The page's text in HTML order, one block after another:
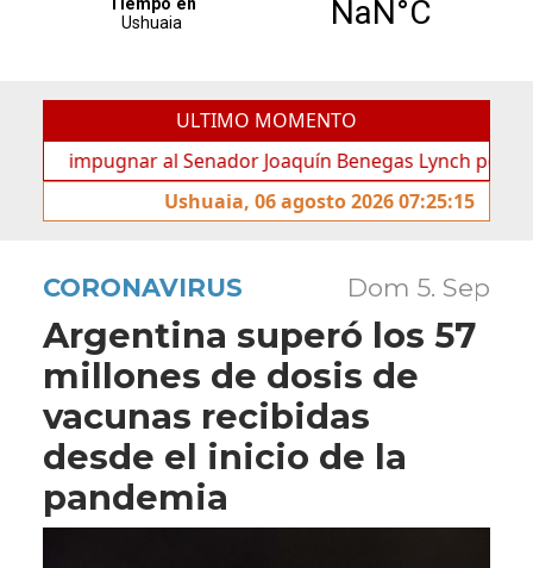
ULTIMO MOMENTO
al Senador Joaquín Benegas Lynch por “conflicto
Ushuaia, 06 agosto 2026 07:25:15
CORONAVIRUS Dom 5. Sep
Argentina superó los 57
millones de dosis de
vacunas recibidas
desde el inicio de la
pandemia